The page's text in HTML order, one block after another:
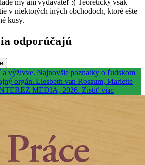
my ani vydavateľ :( Teoreticky však
v niektorých iných obchodoch, ktoré ešte
kusy.
odporúčajú